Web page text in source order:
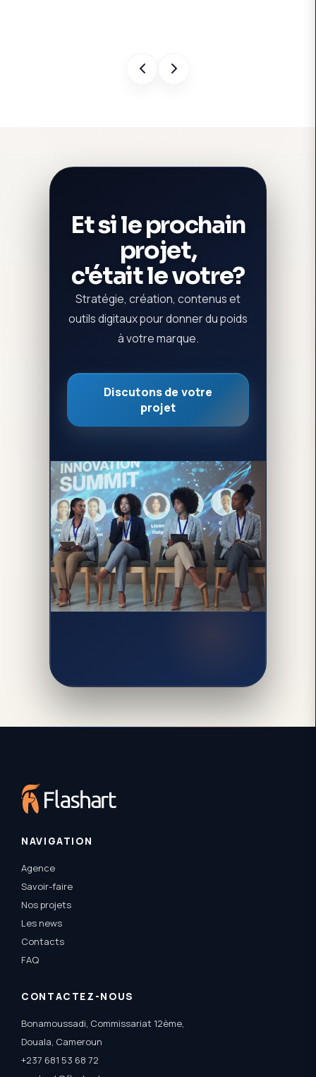
Et si le prochain
projet,
c'était le votre?
Stratégie, création, contenus et
outils digitaux pour donner du poids
à votre marque.
Discutons de votre
projet
NAVIGATION
Agence
Savoir-faire
Nos projets
Les news
Contacts
FAQ
CONTACTEZ-NOUS
Bonamoussadi, Commissariat 12ème,
Douala, Cameroun
+237 681 53 68 72